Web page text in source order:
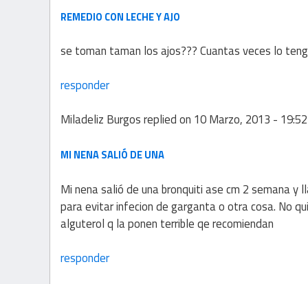
REMEDIO CON LECHE Y AJO
se toman taman los ajos??? Cuantas veces lo
responder
Miladeliz Burgosreplied on 10 Marzo, 2013 - 19:52
MI NENA SALIÓ DE UNA
Mi nena salió de una bronquiti ase cm 2 semana
para evitar infecion de garganta o otra cosa. No
alguterol q la ponen terrible qe recomiendan
responder